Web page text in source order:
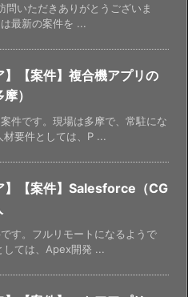
いただきありがとうございま
最新の案件を ...
】【案件】複合機アプリの
）
件です。現場は多摩で、常駐にな
材要件としては、P ...
】【案件】Salesforce（CG
す。フルリモートになるようで
しては、Apex開発 ...